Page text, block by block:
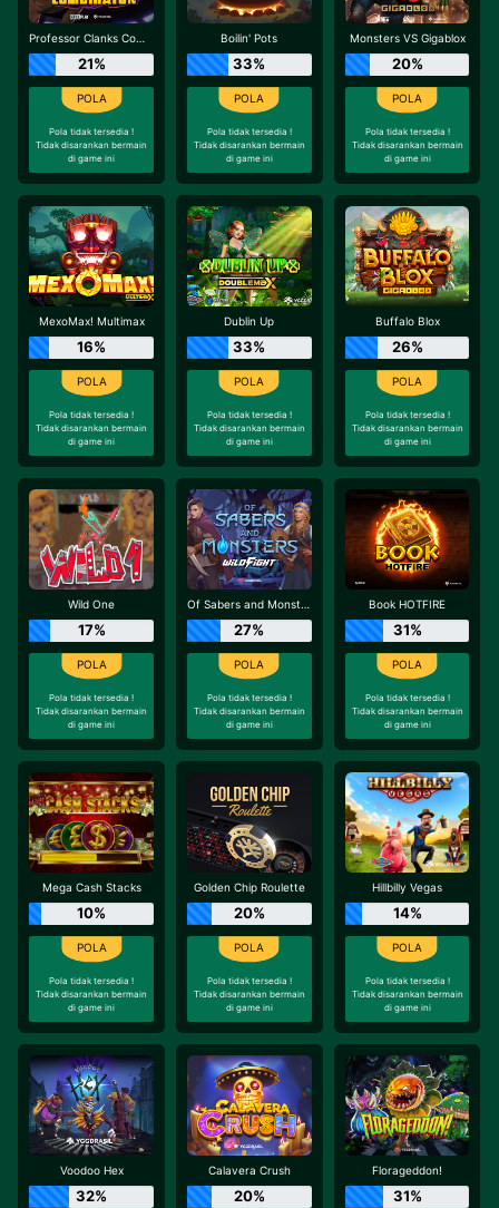
Professor Clanks Combinator
21%
Pola tidak tersedia !
Tidak disarankan bermain
di game ini
Boilin' Pots
33%
Pola tidak tersedia !
Tidak disarankan bermain
di game ini
Monsters VS Gigablox
20%
Pola tidak tersedia !
Tidak disarankan bermain
di game ini
MexoMax! Multimax
16%
Pola tidak tersedia !
Tidak disarankan bermain
di game ini
Dublin Up
33%
Pola tidak tersedia !
Tidak disarankan bermain
di game ini
Buffalo Blox
26%
Pola tidak tersedia !
Tidak disarankan bermain
di game ini
Wild One
17%
Pola tidak tersedia !
Tidak disarankan bermain
di game ini
Of Sabers and Monsters Wild Fight
27%
Pola tidak tersedia !
Tidak disarankan bermain
di game ini
Book HOTFIRE
31%
Pola tidak tersedia !
Tidak disarankan bermain
di game ini
Mega Cash Stacks
10%
Pola tidak tersedia !
Tidak disarankan bermain
di game ini
Golden Chip Roulette
20%
Pola tidak tersedia !
Tidak disarankan bermain
di game ini
Hillbilly Vegas
14%
Pola tidak tersedia !
Tidak disarankan bermain
di game ini
Voodoo Hex
32%
Calavera Crush
20%
Florageddon!
31%